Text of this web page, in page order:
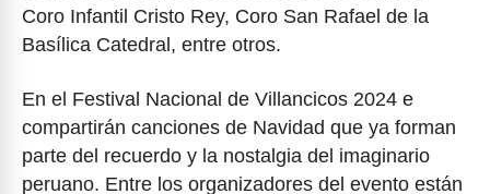
Coro Infantil Cristo Rey, Coro San Rafael de la
Basílica Catedral, entre otros.
En el Festival Nacional de Villancicos 2024 e
compartirán canciones de Navidad que ya forman
parte del recuerdo y la nostalgia del imaginario
peruano. Entre los organizadores del evento están